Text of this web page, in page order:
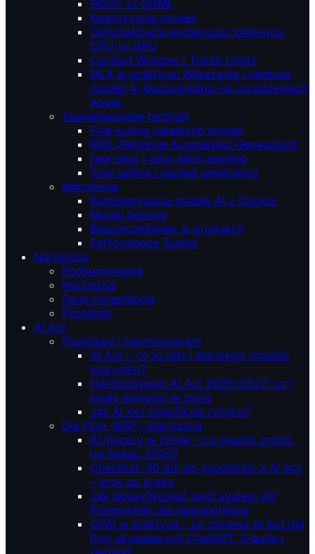
GGUF vs GGML
Kwantyzacja modeli
Optymalizacja wydajności inference:
CPU vs GPU
Context Window i Token Limits
MLX w praktyce: Wdrażanie i obsługa
modeli AI bezpośrednio na urządzeniach
Apple.
Zaawansowane techniki
Fine-tuning lokalnych modeli
RAG (Retrieval‑Augmented Generation)
Few-shot i zero-shot learning
Tool calling i guided generation
Wdrożenia
Konteneryzacja modeli AI z Docker
Model Serving
Bezpieczeństwo w produkcji
Performance Tuning
Narzędzia
Podsumowanie
Narzędzia
Serie poradników
Poradniki
AI Act
Podstawy i Harmonogram
AI Act – co to jest i dlaczego zmienia
wszystko?
Harmonogram AI Act 2025–2027: co i
kiedy wchodzi w życie
Jak AI Act klasyfikuje ryzyko?
Dla Firm, MŚP i Startupów
AI literacy w firmie – co musisz zrobić
od lutego 2025?
Checklist: 90 dni do zgodności z AI Act
– krok po kroku
Jak sklasyfikować swój system AI?
Przewodnik dla nieprawników
GPAI w praktyce – co zmienia AI Act dla
firm używających ChatGPT, Claude i